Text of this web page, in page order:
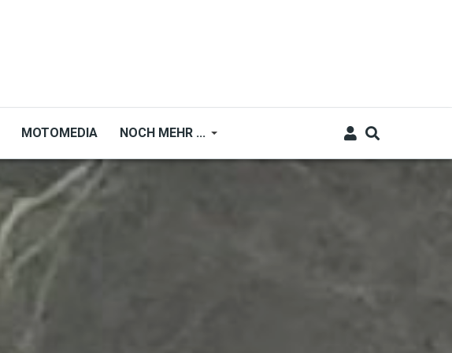
MOTOMEDIA NOCH MEHR ...